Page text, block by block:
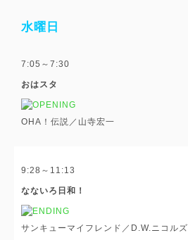
水曜日
7:05～7:30
おはスタ
OHA！伝説／山寺宏一
9:28～11:13
なないろ日和！
サンキューマイフレンド／D.W.ニコルズ